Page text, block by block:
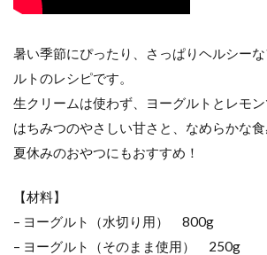
暑い季節にぴったり、さっぱりヘルシー
ルトのレシピです。
生クリームは使わず、ヨーグルトとレモン
はちみつのやさしい甘さと、なめらかな
夏休みのおやつにもおすすめ！
【材料】
– ヨーグルト（水切り用） 800g
– ヨーグルト（そのまま使用） 250g